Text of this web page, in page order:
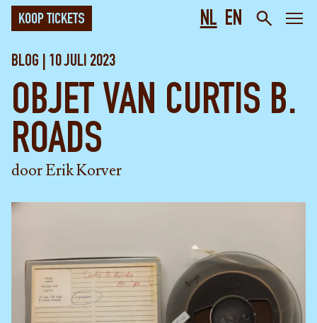
NL EN
KOOP TICKETS
BLOG | 10 JULI 2023
OBJET VAN CURTIS B.
ROADS
door Erik Korver